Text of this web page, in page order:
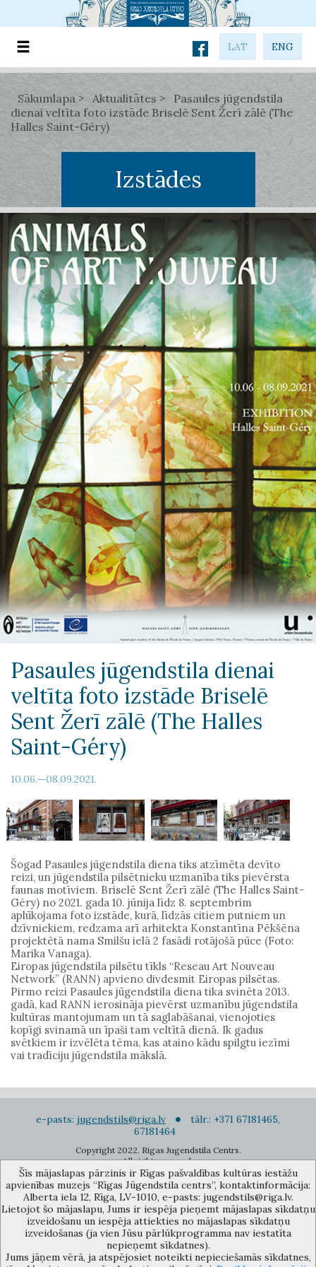
LAT ENG
Sākumlapa Aktualitātes
Pasaules jūgendstila
dienai veltīta foto izstāde Briselē Sent Žerī zālē (The
Halles Saint-Géry)
Izstādes
Pasaules jūgendstila dienai
veltīta foto izstāde Briselē
Sent Žerī zālē (The Halles
Saint-Géry)
10.06.—08.09.2021.
Šogad Pasaules jūgendstila diena tiks atzīmēta devīto
reizi, un jūgendstila pilsētnieku uzmanība tiks pievērsta
faunas motīviem. Briselē Sent Žerī zālē (The Halles Saint-
Géry) no 2021. gada 10. jūnija līdz 8. septembrim
aplūkojama foto izstāde, kurā, līdzās citiem putniem un
dzīvniekiem, redzama arī arhitekta Konstantīna Pēkšēna
projektētā nama Smilšu ielā 2 fasādi rotājošā pūce (Foto:
Marika Vanaga).
Eiropas jūgendstila pilsētu tīkls “Reseau Art Nouveau
Network” (RANN) apvieno divdesmit Eiropas pilsētas.
Pirmo reizi Pasaules jūgendstila diena tika svinēta 2013.
gadā, kad RANN ierosināja pievērst uzmanību jūgendstila
kultūras mantojumam un tā saglabāšanai, vienojoties
kopīgi svinamā un īpaši tam veltītā dienā. Ik gadus
svētkiem ir izvēlēta tēma, kas ataino kādu spilgtu iezīmi
vai tradīciju jūgendstila mākslā.
e-pasts: jugendstils@riga.lv
tālr.: +371 67181465,
67181464
Copyright 2022. Rigas Jugendstila Centrs.
All right reserved.
Pierakstīties jaunumiem
Rīgas pašvaldības kultūras iestāžu apvienības muzejs “Rīgas Jūgendstila
Šīs mājaslapas pārzinis ir Rīgas pašvaldības kultūras iestāžu
apvienības muzejs “Rīgas Jūgendstila centrs”, kontaktinformācija:
Alberta iela 12, Rīga, LV-1010, e-pasts: jugendstils@riga.lv.
Lietojot šo mājaslapu, Jums ir iespēja pieņemt mājaslapas sīkdatņu
izveidošanu un iespēja attiekties no mājaslapas sīkdatņu
izveidošanas (ja vien Jūsu pārlūkprogramma nav iestatīta
nepieņemt sīkdatnes).
Jums jāņem vērā, ja atspējosiet noteikti nepieciešamās sīkdatnes,